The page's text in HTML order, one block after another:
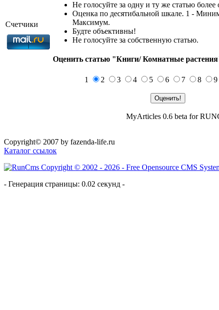
Счетчики
Не голосуйте за одну и ту же статью более
Оценка по десятибальной шкале. 1 -
Максимум.
Будте объективны!
Не голосуйте за собственную статью.
Оценить статью "Книги/ Комнатные
1 2 3 4 5 6 7 8 9
MyArticles 0.6 beta for
Copyright© 2007 by fazenda-life.ru
Каталог ссылок
- Генерация страницы: 0.02 секунд -